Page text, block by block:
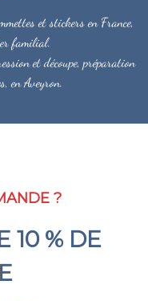
et stickers en France,
familial.
et découpe, préparation
en Aveyron.